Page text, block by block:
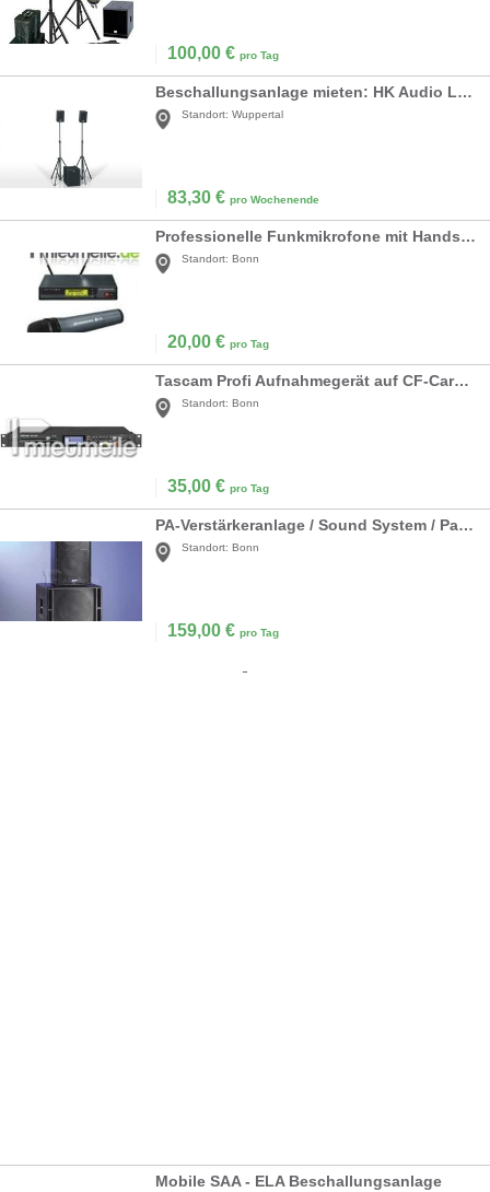
100,00 € pro Tag
Beschallungsanlage mieten: HK Audio Lucas Smart – Kompaktes 2.1 PA-System
Standort: Wuppertal
83,30 € pro Wochenende
Professionelle Funkmikrofone mit Handsender, Anstecker oder Headset
Standort: Bonn
20,00 € pro Tag
Tascam Profi Aufnahmegerät auf CF-Card und CD
Standort: Bonn
35,00 € pro Tag
PA-Verstärkeranlage / Sound System / Partyanlage
Standort: Bonn
159,00 € pro Tag
Mobile SAA - ELA Beschallungsanlage